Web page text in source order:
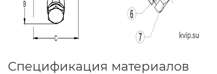
Спецификация материалов